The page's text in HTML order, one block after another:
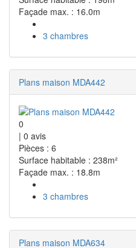
Façade max. : 16.0m
3 chambres
Plans maison MDA442
0
| 0 avis
Pièces : 6
Surface habitable : 238m²
Façade max. : 18.8m
3 chambres
Plans maison MDA634